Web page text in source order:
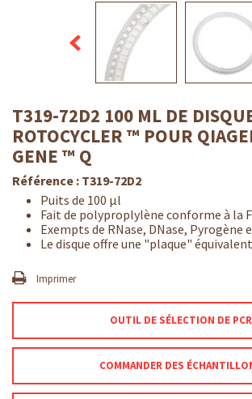
T319-72D2 100 ΜL DE
ROTOCYCLER ™ POUR
GENE ™ Q
Référence : T319-72D2
Puits de 100 µl
Fait de polyproplylène conforme à la
Exempts de RNase, DNase, Pyrogène
Le disque offre une "plaque"
Imprimer
OUTIL DE SÉLECTION DE PCR
COMMANDER DES